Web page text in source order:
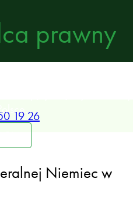
prawny
19 26
Niemiec w